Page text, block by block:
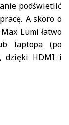
podświetlić
A skoro o
Lumi łatwo
laptopa (po
dzięki HDMI i